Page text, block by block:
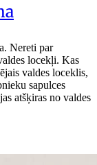
Nereti par
locekļi. Kas
valdes loceklis,
sapulces
atšķiras no valdes